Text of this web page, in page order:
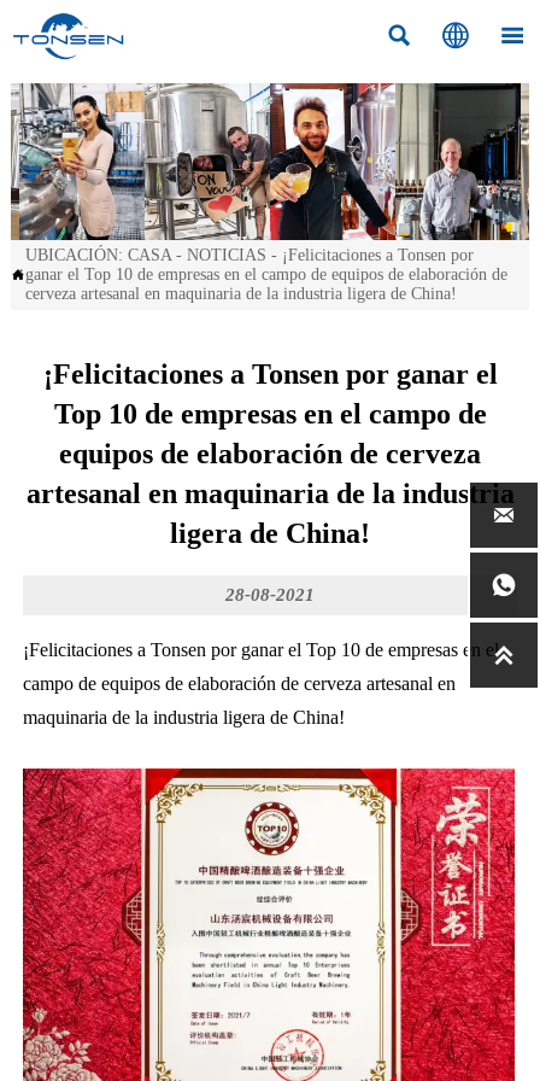
  

UBICACIÓN: CASA- NOTICIAS - ¡Felicitaciones a Tonsen por
ganar el Top 10 de empresas en el campo de equipos de elaboración de
cerveza artesanal en maquinaria de la industria ligera de China!
¡Felicitaciones a Tonsen por ganar el
Top 10 de empresas en el campo de
equipos de elaboración de cerveza
artesanal en maquinaria de la industria
ligera de China!
28-08-2021
¡Felicitaciones a Tonsen por ganar el Top 10 de empresas en el
campo de equipos de elaboración de cerveza artesanal en
maquinaria de la industria ligera de China!


